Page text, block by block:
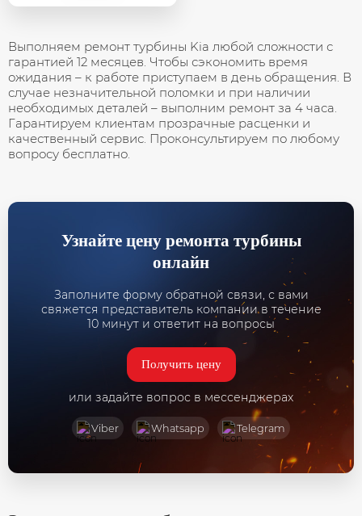
Выполняем ремонт турбины Kia любой сложности с
гарантией 12 месяцев. Чтобы сэкономить время
ожидания – к работе приступаем в день обращения. В
случае незначительной поломки и при наличии
необходимых деталей – выполним ремонт за 4 часа.
Гарантируем клиентам прозрачные расценки и
качественный сервис. Проконсультируем по любому
вопросу бесплатно.
Узнайте цену ремонта турбины
онлайн
Заполните форму обратной связи, с вами
свяжется представитель компании в течение
10 минут и ответит на вопросы
Получить цену
или задайте вопрос в мессенджерах
Viber Whatsapp Telegram